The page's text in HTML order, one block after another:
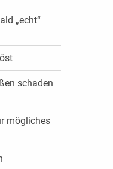
„echt“
schaden
mögliches